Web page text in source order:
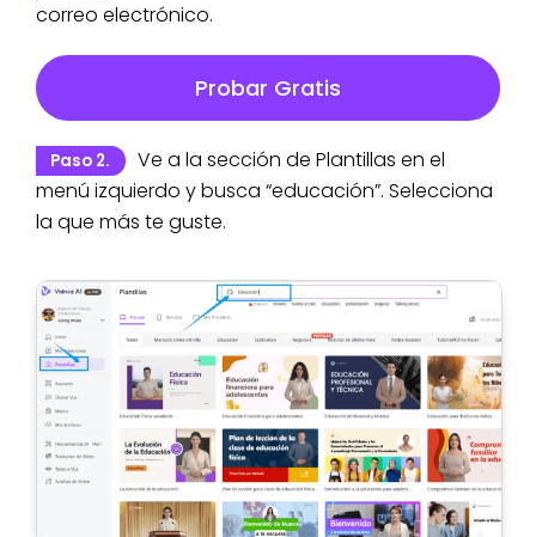
correo electrónico.
Probar Gratis
Paso 2.
Ve a la sección de Plantillas en el
menú izquierdo y busca “educación”. Selecciona
la que más te guste.